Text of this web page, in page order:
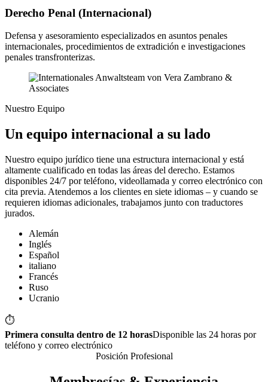
Derecho Penal (Internacional)
Defensa y asesoramiento especializados en asuntos penales
internacionales, procedimientos de extradición e investigaciones
penales transfronterizas.
Nuestro Equipo
Un equipo internacional a su lado
Nuestro equipo jurídico tiene una estructura internacional y está
altamente cualificado en todas las áreas del derecho. Estamos
disponibles 24/7 por teléfono, videollamada y correo electrónico con
cita previa. Atendemos a los clientes en siete idiomas – y cuando se
requieren idiomas adicionales, trabajamos junto con traductores
jurados.
Alemán
Inglés
Español
italiano
Francés
Ruso
Ucranio
⏱️
Primera consulta dentro de 12 horasDisponible las 24 horas por
teléfono y correo electrónico
Posición Profesional